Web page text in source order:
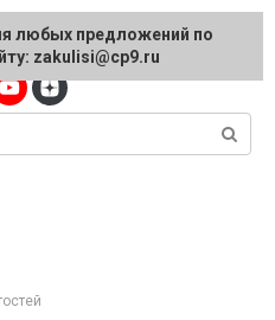
любых предложений по
zakulisi@cp9.ru